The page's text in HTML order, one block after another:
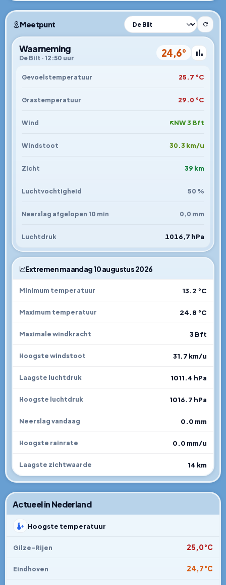
Meetpunt
Waarneming
De Bilt · 12:50 uur 24,6°
Gevoelstemperatuur 25.7 °C
Grastemperatuur 29.0 °C
Wind ↑NW 3 Bft
Windstoot 30.3 km/u
Zicht 39 km
Luchtvochtigheid 50 %
Neerslag afgelopen 10 min 0,0 mm
Luchtdruk 1016,7 hPa
Extremen maandag 10 augustus 2026
Minimum temperatuur 13.2 °C
Maximum temperatuur 24.8 °C
Maximale windkracht 3 Bft
Hoogste windstoot 31.7 km/u
Laagste luchtdruk 1011.4 hPa
Hoogste luchtdruk 1016.7 hPa
Neerslag vandaag 0.0 mm
Hoogste rainrate 0.0 mm/u
Laagste zichtwaarde 14 km
Actueel in Nederland
Hoogste temperatuur
Gilze-Rijen 25,0°C
Eindhoven 24,7°C